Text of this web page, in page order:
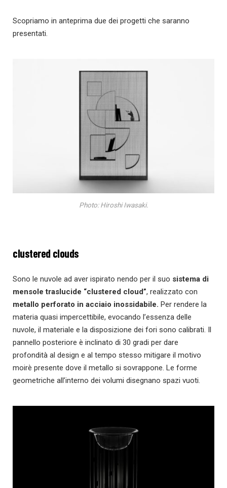
Scopriamo in anteprima due dei progetti che saranno
presentati.
Photo: Hiroshi Iwasaki.
clustered clouds
Sono le nuvole ad aver ispirato nendo per il suo sistema di
mensole traslucide “clustered cloud”, realizzato con
metallo perforato in acciaio inossidabile. Per rendere la
materia quasi impercettibile, evocando l’essenza delle
nuvole, il materiale e la disposizione dei fori sono calibrati. Il
pannello posteriore è inclinato di 30 gradi per dare
profondità al design e al tempo stesso mitigare il motivo
moirè presente dove il metallo si sovrappone. Le forme
geometriche all’interno dei volumi disegnano spazi vuoti.